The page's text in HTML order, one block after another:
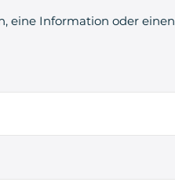
eine Information oder